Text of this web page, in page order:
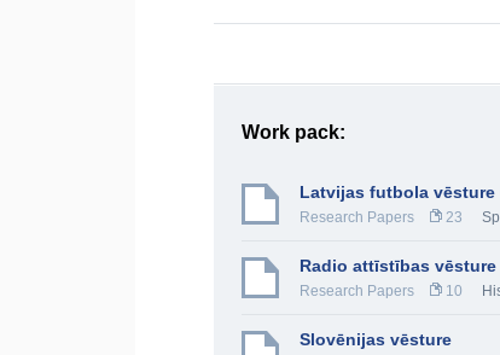
Work pack:
Latvijas futbola vēsture
Research Papers 23
Radio attīstības
Research Papers 10
Slovēnijas vēsture